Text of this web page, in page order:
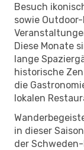
Besuch
sowie
Diese Monate
lange
historische
die
lokalen
in dieser
der